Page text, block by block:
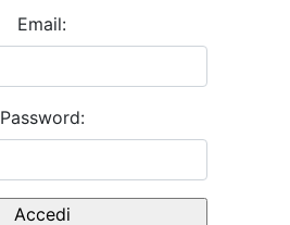
Email:
Password: